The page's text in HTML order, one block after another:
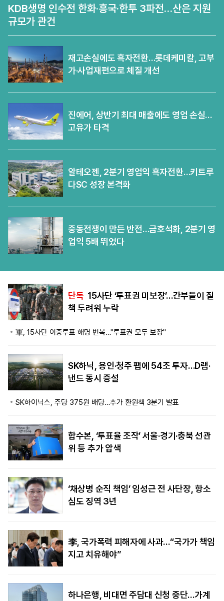
KDB생명 인수전 한화·흥국·한투 3파전…산은 지원
규모가 관건
재고손실에도 흑자전환…롯데케미칼, 고부
가·사업재편으로 체질 개선
진에어, 상반기 최대 매출에도 영업 손실…
고유가 타격
알테오젠, 2분기 영업익 흑자전환…키트루
다SC 성장 본격화
중동전쟁이 만든 반전…금호석화, 2분기 영
업익 5배 뛰었다
단독 15사단 ‘투표권 미보장’…간부들이 질
책 두려워 누락
軍, 15사단 이중투표 해명 번복…"투표권 모두 보장"
SK하닉, 용인·청주 팹에 54조 투자…D램·
낸드 동시 증설
SK하이닉스, 주당 375원 배당…추가 환원책 3분기 발표
합수본, ‘투표율 조작’ 서울·경기·충북 선관
위 등 추가 압색
‘채상병 순직 책임’ 임성근 전 사단장, 항소
심도 징역 3년
李, 국가폭력 피해자에 사과…“국가가 책임
지고 치유해야”
하나은행, 비대면 주담대 신청 중단…가계